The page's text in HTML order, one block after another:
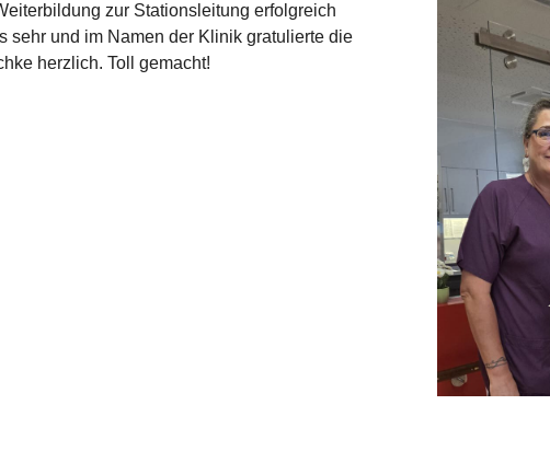
zur Stationsleitung erfolgreich
sehr und im Namen der Klinik gratulierte die
herzlich. Toll gemacht!